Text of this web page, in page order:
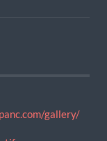
gallery/